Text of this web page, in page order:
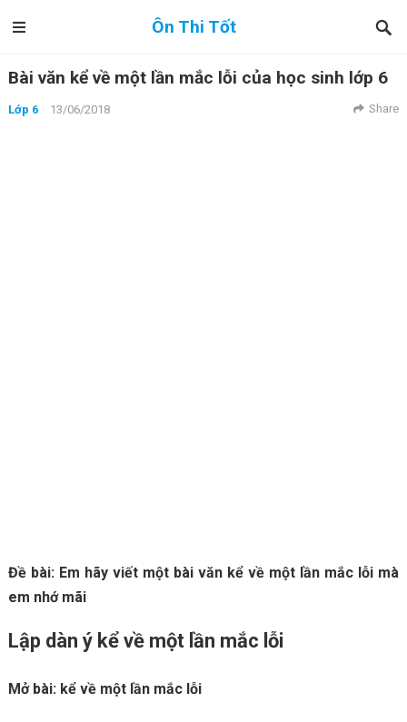
Ôn Thi Tốt
Bài văn kể về một lần mắc lỗi của học sinh lớp 6
Lớp 6 13/06/2018 Share
Đề bài: Em hãy viết một bài văn kể về một lần mắc lỗi mà
em nhớ mãi
Lập dàn ý kể về một lần mắc lỗi
Mở bài: kể về một lần mắc lỗi